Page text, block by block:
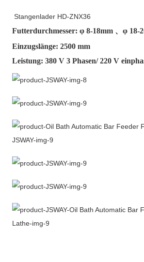
Stangenlader HD-ZNX36
Futterdurchmesser: φ 8-18mm 、φ 18-
Einzugslänge: 2500 mm
Leistung: 380 V 3 Phasen/ 220 V